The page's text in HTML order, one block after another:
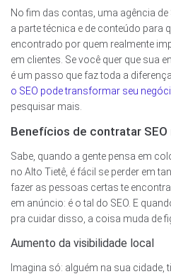
No fim das contas, uma agência de
a parte técnica e de conteúdo para
encontrado por quem realmente
em clientes. Se você quer que sua
é um passo que faz toda a
o SEO pode transformar seu
pesquisar mais.
Benefícios de contratar
Sabe, quando a gente pensa em
no Alto Tietê, é fácil se perder em
fazer as pessoas certas te
em anúncio: é o tal do SEO. E
pra cuidar disso, a coisa muda de
Aumento da visibilidade local
Imagina só: alguém na sua cidade,